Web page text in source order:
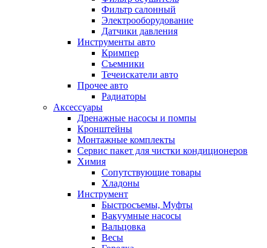
Фильтр салонный
Электрооборудование
Датчики давления
Инструменты авто
Кримпер
Съемники
Течеискатели авто
Прочее авто
Радиаторы
Аксессуары
Дренажные насосы и помпы
Кронштейны
Монтажные комплекты
Сервис пакет для чистки кондиционеров
Химия
Сопутствующие товары
Хладоны
Инструмент
Быстросъемы, Муфты
Вакуумные насосы
Вальцовка
Весы